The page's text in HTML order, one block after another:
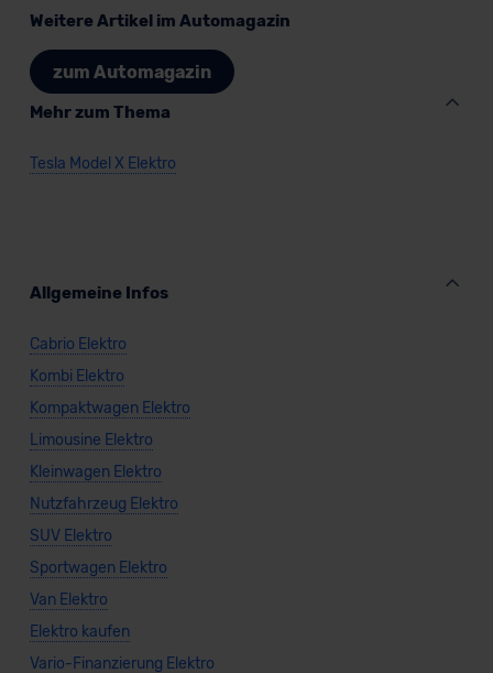
Weitere Artikel im Automagazin
zum Automagazin
Mehr zum Thema
Tesla Model X Elektro
Allgemeine Infos
Cabrio Elektro
Kombi Elektro
Kompaktwagen Elektro
Limousine Elektro
Kleinwagen Elektro
Nutzfahrzeug Elektro
SUV Elektro
Sportwagen Elektro
Van Elektro
Elektro kaufen
Vario-Finanzierung Elektro